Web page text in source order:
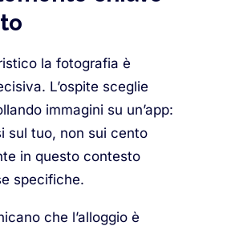
la fotografia è
L’ospite sceglie
immagini su un’app:
sul tuo, non sui cento
in questo contesto
specifiche.
che l’alloggio è